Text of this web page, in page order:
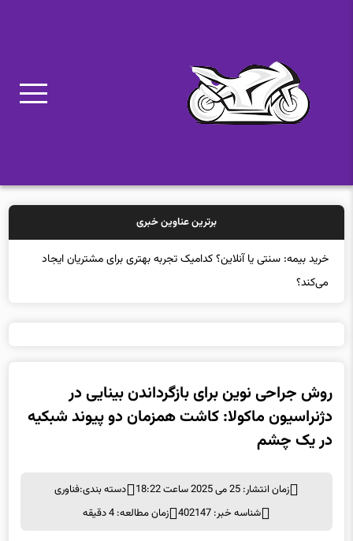
برترین عناوین خبری
خر
دژنراسیون ماکولا: کاشت همزمان دو پیوند شبکیه
در یک چشم
شناسه خبر: 402147
زمان مطالعه: 4 دقیقه